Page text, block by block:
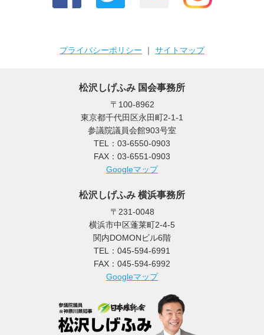
プライバシーポリシー ｜ サイトマップ
松沢しげふみ 国会事務所
〒100-8962
東京都千代田区永田町2-1-1
参議院議員会館903号室
TEL：03-6550-0903
FAX：03-6551-0903
Googleマップ
松沢しげふみ 横浜事務所
〒231-0048
横浜市中区蓬莱町2-4-5
関内DOMONビル6階
TEL：045-594-6991
FAX：045-594-6992
Googleマップ